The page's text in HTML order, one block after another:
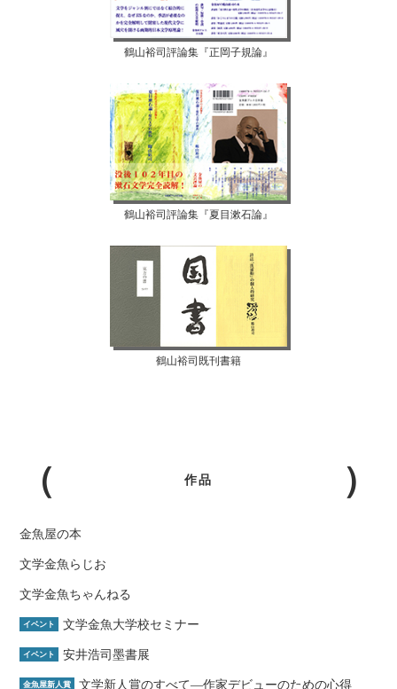
鶴山裕司評論集『正岡子規論』
鶴山裕司評論集『夏目漱石論』
鶴山裕司既刊書籍
作品
金魚屋の本
文学金魚らじお
文学金魚ちゃんねる
イベント 文学金魚大学校セミナー
イベント 安井浩司墨書展
金魚屋新人賞 文学新人賞のすべて―作家デビューのための心得